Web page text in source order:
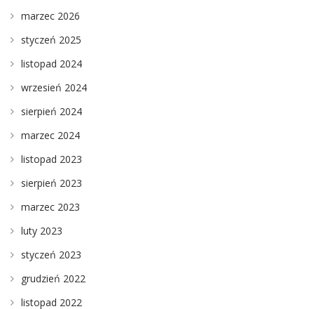
marzec 2026
styczeń 2025
listopad 2024
wrzesień 2024
sierpień 2024
marzec 2024
listopad 2023
sierpień 2023
marzec 2023
luty 2023
styczeń 2023
grudzień 2022
listopad 2022